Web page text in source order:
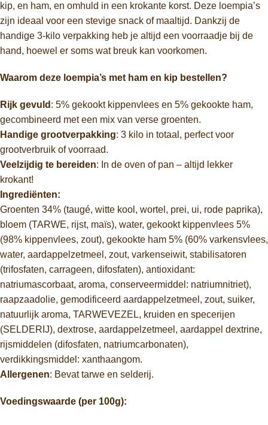
kip, en ham, en omhuld in een krokante korst. Deze loempia’s
zijn ideaal voor een stevige snack of maaltijd. Dankzij de
handige 3-kilo verpakking heb je altijd een voorraadje bij de
hand, hoewel er soms wat breuk kan voorkomen.
Waarom deze loempia’s met ham en kip bestellen?
Rijk gevuld : 5% gekookt kippenvlees en 5% gekookte ham,
gecombineerd met een mix van verse groenten.
Handige grootverpakking: 3 kilo in totaal, perfect voor
grootverbruik of voorraad.
Veelzijdig te bereiden: In de oven of pan – altijd lekker
krokant!
Ingrediënten:
Groenten 34% (taugé, witte kool, wortel, prei, ui, rode paprika),
bloem (TARWE, rijst, maïs), water, gekookt kippenvlees 5%
(98% kippenvlees, zout), gekookte ham 5% (60% varkensvlees,
water, aardappelzetmeel, zout, varkenseiwit, stabilisatoren
(trifosfaten, carrageen, difosfaten), antioxidant:
natriumascorbaat, aroma, conserveermiddel: natriumnitriet),
raapzaadolie, gemodificeerd aardappelzetmeel, zout, suiker,
natuurlijk aroma, TARWEVEZEL, kruiden en specerijen
(SELDERIJ), dextrose, aardappelzetmeel, aardappel dextrine,
rijsmiddelen (difosfaten, natriumcarbonaten),
verdikkingsmiddel: xanthaangom.
Allergenen: Bevat tarwe en selderij.
Voedingswaarde (per 100g):